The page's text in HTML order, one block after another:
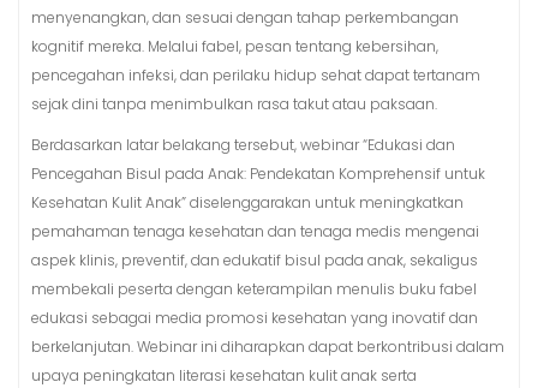
menyenangkan, dan sesuai dengan tahap perkembangan
kognitif mereka. Melalui fabel, pesan tentang kebersihan,
pencegahan infeksi, dan perilaku hidup sehat dapat tertanam
sejak dini tanpa menimbulkan rasa takut atau paksaan.
Berdasarkan latar belakang tersebut, webinar “Edukasi dan
Pencegahan Bisul pada Anak: Pendekatan Komprehensif untuk
Kesehatan Kulit Anak” diselenggarakan untuk meningkatkan
pemahaman tenaga kesehatan dan tenaga medis mengenai
aspek klinis, preventif, dan edukatif bisul pada anak, sekaligus
membekali peserta dengan keterampilan menulis buku fabel
edukasi sebagai media promosi kesehatan yang inovatif dan
berkelanjutan. Webinar ini diharapkan dapat berkontribusi dalam
upaya peningkatan literasi kesehatan kulit anak serta